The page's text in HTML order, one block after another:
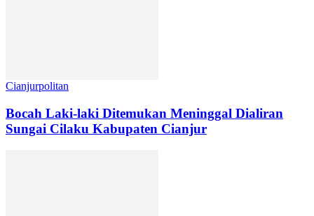
Cianjurpolitan
Bocah Laki-laki Ditemukan Meninggal Dialiran
Sungai Cilaku Kabupaten Cianjur